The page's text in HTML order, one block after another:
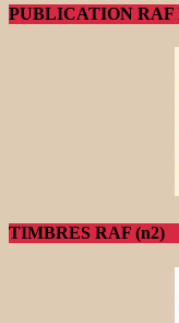
PUBLICATION RAF
TIMBRES RAF (n2)